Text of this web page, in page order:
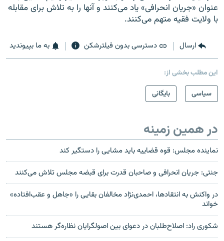
عنوان «جریان انحرافی» یاد می‌کنند و آنها را به تلاش برای مقابله
با ولایت فقیه متهم می‌کنند.
ارسال دسترسی بدون فیلترشکن به ما بپیوندید
این مطلب بخشی از:
سیاسی
بایگانی
در همین زمینه
نماينده مجلس: قوه قضاييه بايد مشايی را دستگير کند
جنتی: جریان انحرافی و صاحبان قدرت برای قبضه مجلس تلاش می‌کنند
در واکنش به انتقادها، احمدی‌نژاد مخالفان بقایی را «جاهل و عقب‌افتاده»
خواند
شکوری راد: اصلاح‌طلبان در دعوای بین اصولگرایان نظاره‌گر هستند